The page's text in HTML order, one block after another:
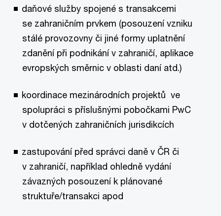
daňové služby spojené s transakcemi
se zahraničním prvkem (posouzení vzniku
stálé provozovny či jiné formy uplatnění
zdanění při podnikání v zahraničí, aplikace
evropských směrnic v oblasti daní atd.)
koordinace mezinárodních projektů ve
spolupráci s příslušnými pobočkami PwC
v dotčených zahraničních jurisdikcích
zastupování před správci daně v ČR či
v zahraničí, například ohledně vydání
závazných posouzení k plánované
struktuře/transakci apod